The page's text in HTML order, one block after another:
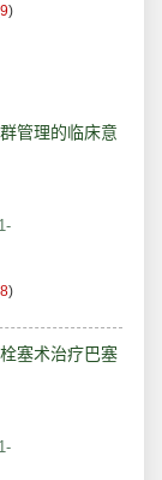
9)
管理的临床意
8)
塞术治疗巴塞